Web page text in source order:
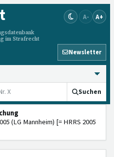
im Strafrecht
A- A+
Newsletter
Suchen
(LG Mannheim) [= HRRS 2005